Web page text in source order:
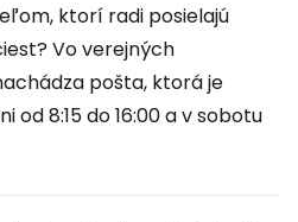
ktorí radi posielajú
Vo verejných
pošta, ktorá je
8:15 do 16:00 a v sobotu